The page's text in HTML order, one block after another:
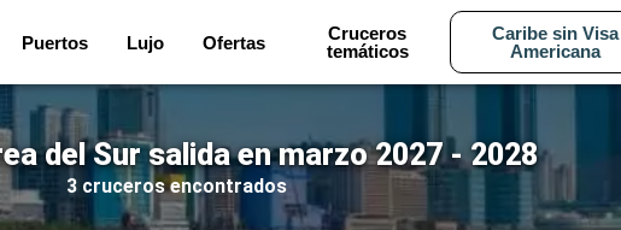
Puertos Lujo Ofertas
Cruceros
temáticos
Caribe sin Visa
Americana
del Sur salida en marzo 2027 - 2028
3 cruceros encontrados